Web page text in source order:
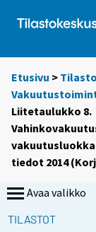
Etusivu >
Liitetaulukko 8.
tiedot 2014
Avaa valikko
TILASTOT